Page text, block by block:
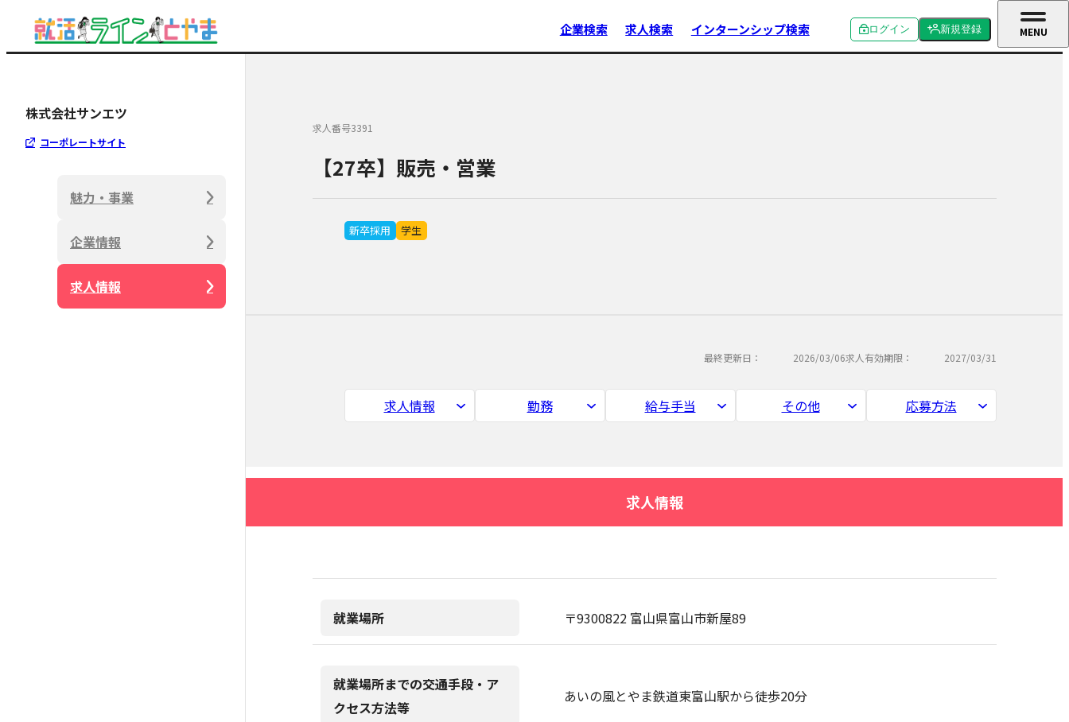
企業検索 求人検索 インターンシップ検索 ログイン 新規登録
株式会社サンエツ
コーポレートサイト
魅力・事業
企業情報
求人情報
求人番号3391
【27卒】販売・営業
新卒採用 学生
最終更新日： 2026/03/06求人有効期限： 2027/03/31
求人情報 勤務 給与手当 その他 応募方法
求人情報
就業場所 〒9300822 富山県富山市新屋89
就業場所までの交通手段・ア
クセス方法等
あいの風とやま鉄道東富山駅から徒歩20分
MENU